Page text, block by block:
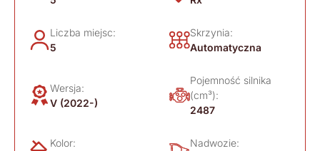
Liczba miejsc:
5
Skrzynia:
Automatyczna
Wersja:
V (2022-)
Pojemność silnika
(cm³):
2487
Kolor:
Nadwozie: